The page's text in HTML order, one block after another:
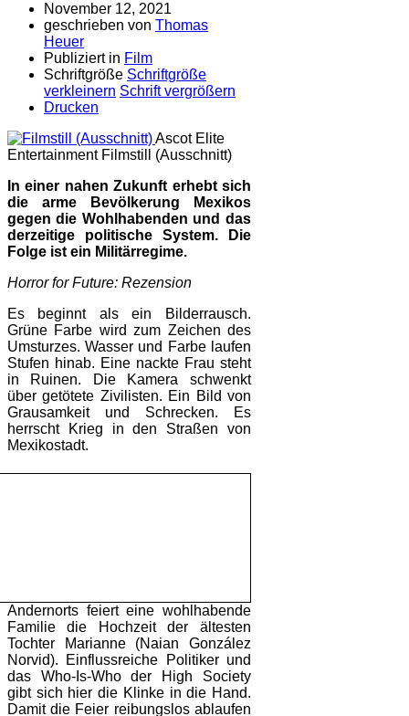
November 12, 2021
geschrieben von Thomas
Heuer
Publiziert in Film
Schriftgröße Schriftgröße
verkleinern Schrift vergrößern
Drucken
Ascot Elite
Entertainment Filmstill (Ausschnitt)
In einer nahen Zukunft erhebt sich
die arme Bevölkerung Mexikos
gegen die Wohlhabenden und das
derzeitige politische System. Die
Folge ist ein Militärregime.
Horror for Future: Rezension
Es beginnt als ein Bilderrausch.
Grüne Farbe wird zum Zeichen des
Umsturzes. Wasser und Farbe laufen
Stufen hinab. Eine nackte Frau steht
in Ruinen. Die Kamera schwenkt
über getötete Zivilisten. Ein Bild von
Grausamkeit und Schrecken. Es
herrscht Krieg in den Straßen von
Mexikostadt.
Andernorts feiert eine wohlhabende
Familie die Hochzeit der ältesten
Tochter Marianne (Naian González
Norvid). Einflussreiche Politiker und
das Who-Is-Who der High Society
gibt sich hier die Klinke in die Hand.
Damit die Feier reibungslos ablaufen